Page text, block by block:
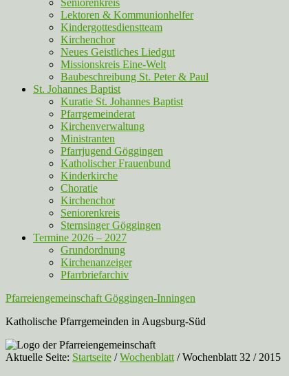
Seniorenkreis
Lektoren & Kommunionhelfer
Kindergottesdienstteam
Kirchenchor
Neues Geistliches Liedgut
Missionskreis Eine-Welt
Baubeschreibung St. Peter & Paul
St. Johannes Baptist
Kuratie St. Johannes Baptist
Pfarrgemeinderat
Kirchenverwaltung
Ministranten
Pfarrjugend Göggingen
Katholischer Frauenbund
Kinderkirche
Choratie
Kirchenchor
Seniorenkreis
Sternsinger Göggingen
Termine 2026 – 2027
Grundordnung
Kirchenanzeiger
Pfarrbriefarchiv
Pfarreiengemeinschaft Göggingen-Inningen
Katholische Pfarrgemeinden in Augsburg-Süd
Aktuelle Seite: Startseite / Wochenblatt /Wochenblatt 32 / 2015